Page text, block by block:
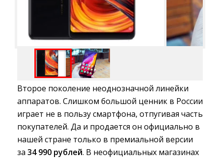
Второе поколение неоднозначной линейки
аппаратов. Слишком большой ценник в России
играет не в пользу смартфона, отпугивая часть
покупателей. Да и продается он официально в
нашей стране только в премиальной версии
за 34 990 рублей. В неофициальных магазинах